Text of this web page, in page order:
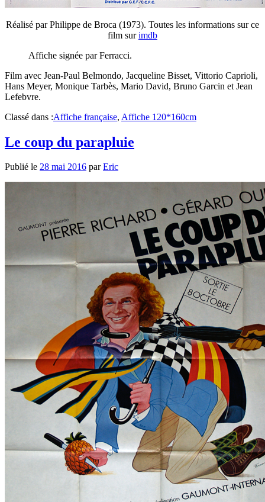
Réalisé par Philippe de Broca (1973). Toutes les informations sur ce
film surimdb
Affiche signée par Ferracci.
Film avec Jean-Paul Belmondo, Jacqueline Bisset, Vittorio Caprioli,
Hans Meyer, Monique Tarbès, Mario David, Bruno Garcin et Jean
Lefebvre.
Classé dans :Affiche française, Affiche 120*160cm
Le coup du parapluie
Publié le 28 mai 2016 parEric